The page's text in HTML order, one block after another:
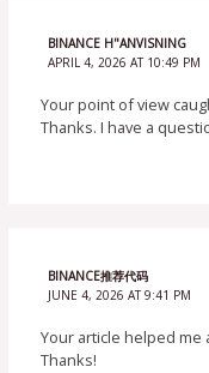
BINANCE H"ANVISNING
APRIL 4, 2026 AT 10:49 PM
Your point of view
Thanks. I have a
BINANCE推荐代码
JUNE 4, 2026 AT 9:41 PM
Your article helped me
Thanks!